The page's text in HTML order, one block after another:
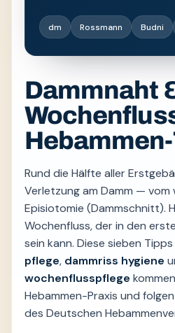
dm Rossmann Budni
Dammnaht
Rund die Hälfte aller
Verletzung am Damm — vom
Episiotomie (Dammschnitt).
Wochenfluss, der in den
sein kann. Diese sieben
pflege, dammriss hygiene
wochenflusspflege
Hebammen-Praxis und
des Deutschen